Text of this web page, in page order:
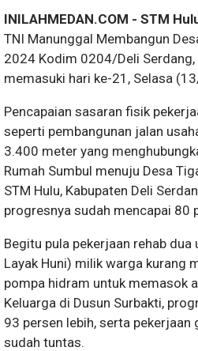
INILAHMEDAN.COM - STM
TNI Manunggal Membangun
2024 Kodim 0204/Deli
memasuki hari ke-21, Selasa
Pencapaian sasaran fisik
seperti pembangunan jalan
3.400 meter yang
Rumah Sumbul menuju Desa
STM Hulu, Kabupaten Deli
progresnya sudah mencapai 80
Begitu pula pekerjaan rehab dua
Layak Huni) milik warga kurang
pompa hidram untuk memasok
Keluarga di Dusun Surbakti,
93 persen lebih, serta pekerjaan
sudah tuntas.